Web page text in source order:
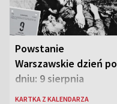
Powstanie
Warszawskie dzień po
dniu: 9 sierpnia
KARTKA Z KALENDARZA